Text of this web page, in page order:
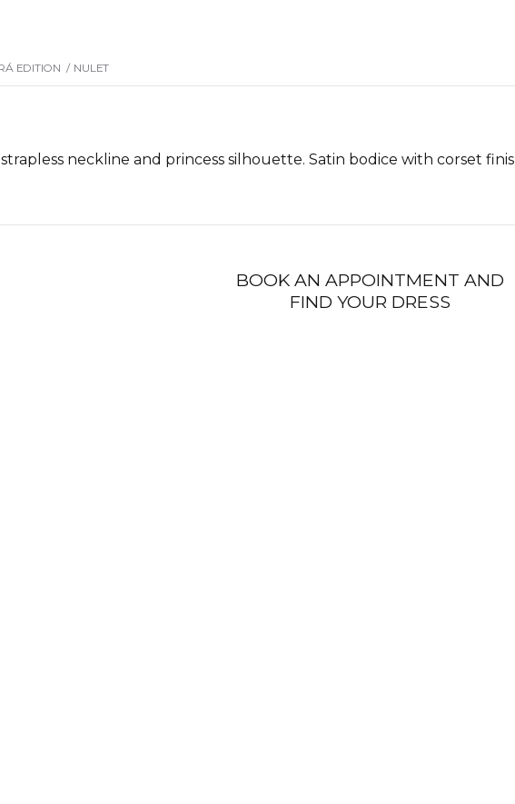
EDITION / NULET
neckline and princess silhouette. Satin bodice with corset
BOOK AN APPOINTMENT AND
FIND YOUR DRESS